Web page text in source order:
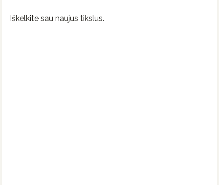
Iškelkite sau naujus tikslus.